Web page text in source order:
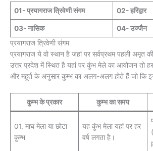
01- प्रयागराज त्रिवेणी संगम 02- हरिद्वार
03- नासिक
04- उज्जैन
प्रयागराज त्रिवेणी संगम
प्रयागराज ये वो स्थान है जहां पर सर्वप्रथम पहली अमृत
उत्तर प्रदेश में स्थित है यहां पर कुंभ मेले का आयोजन तो
और महूर्त के अनुसार कुम्भ का अलग-अलग होते हैं जो कि
कुम्भ के प्रकार कुम्भ का समय
01. माघ मेला या छोटा
कुम्भ
यह कुंभ मेला यहां पर हर
वर्ष लगता है।